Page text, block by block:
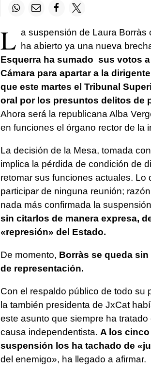
L a suspensión de Laura Borràs
ha abierto ya una nueva
Esquerra ha sumado sus votos a
Cámara para apartar a la
que este martes el Tribunal
oral por los presuntos delitos de
Ahora será la republicana Alba
en funciones el órgano rector de la
La decisión de la Mesa, tomada
implica la pérdida de condición de
retomar sus funciones actuales.
participar de ninguna reunión;
nada más confirmada la suspensión
sin citarlos de manera expresa,
«represión» del Estado.
De momento, Borràs se queda
de representación.
Con el respaldo público de todo su
la también presidenta de JxCat
este asunto que siempre ha
causa independentista. A los
suspensión los ha tachado de
del enemigo», ha llegado a afirmar.